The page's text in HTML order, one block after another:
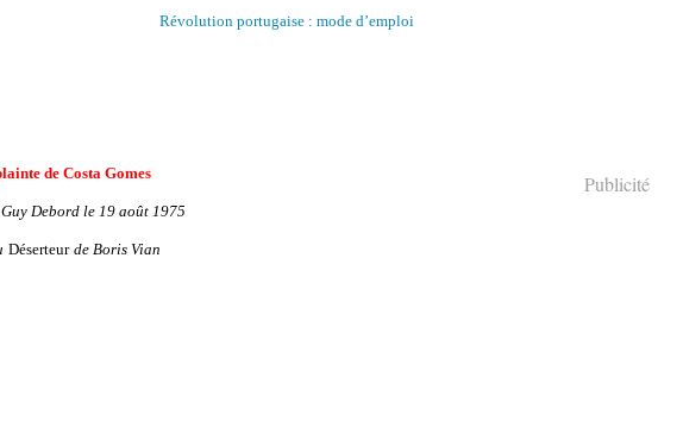
Révolution portugaise : mode d’emploi
de Costa Gomes
Debord le 19 août 1975
Déserteur de Boris Vian
Publicité